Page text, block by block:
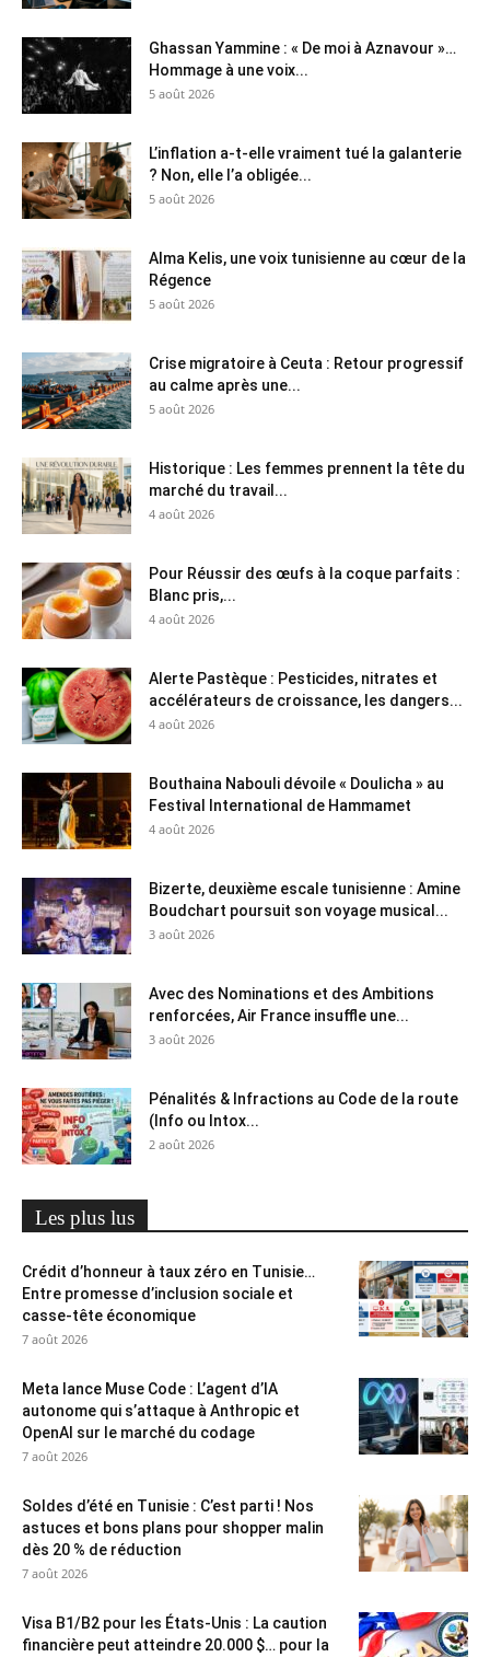
Ghassan Yammine : « De moi à Aznavour »…
Hommage à une voix...
5 août 2026
L’inflation a-t-elle vraiment tué la galanterie
? Non, elle l’a obligée...
5 août 2026
Alma Kelis, une voix tunisienne au cœur de la
Régence
5 août 2026
Crise migratoire à Ceuta : Retour progressif
au calme après une...
5 août 2026
Historique : Les femmes prennent la tête du
marché du travail...
4 août 2026
Pour Réussir des œufs à la coque parfaits :
Blanc pris,...
4 août 2026
Alerte Pastèque : Pesticides, nitrates et
accélérateurs de croissance, les dangers...
4 août 2026
Bouthaina Nabouli dévoile « Doulicha » au
Festival International de Hammamet
4 août 2026
Bizerte, deuxième escale tunisienne : Amine
Boudchart poursuit son voyage musical...
3 août 2026
Avec des Nominations et des Ambitions
renforcées, Air France insuffle une...
3 août 2026
Pénalités & Infractions au Code de la route
(Info ou Intox...
2 août 2026
Les plus lus
Crédit d’honneur à taux zéro en Tunisie…
Entre promesse d’inclusion sociale et
casse-tête économique
7 août 2026
Meta lance Muse Code : L’agent d’IA
autonome qui s’attaque à Anthropic et
OpenAI sur le marché du codage
7 août 2026
Soldes d’été en Tunisie : C’est parti ! Nos
astuces et bons plans pour shopper malin
dès 20 % de réduction
7 août 2026
Visa B1/B2 pour les États-Unis : La caution
financière peut atteindre 20.000 $… pour la